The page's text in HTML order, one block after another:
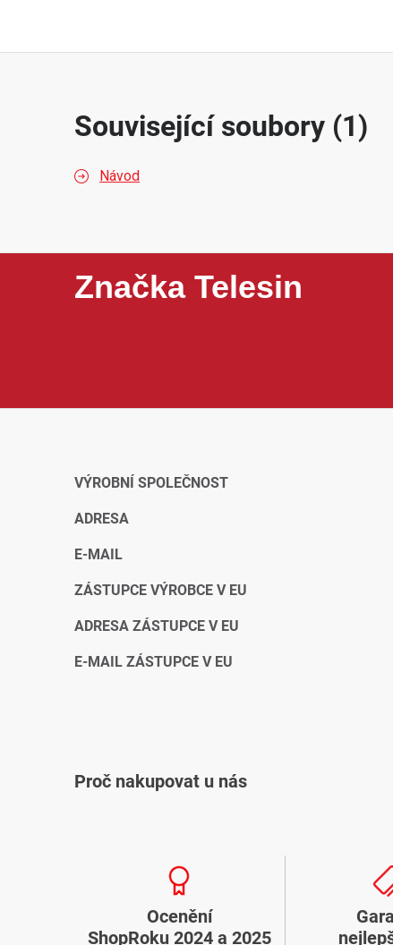
Související soubory (1)
Návod
Značka Telesin
VÝROBNÍ SPOLEČNOST
ADRESA
E-MAIL
ZÁSTUPCE VÝROBCE V EU
ADRESA ZÁSTUPCE V EU
E-MAIL ZÁSTUPCE V EU
Proč nakupovat u nás
Ocenění
ShopRoku 2024 a 2025